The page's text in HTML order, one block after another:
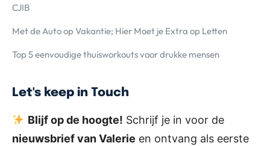
CJIB
Met de Auto op Vakantie; Hier Moet je Extra op Letten
Top 5 eenvoudige thuisworkouts voor drukke mensen
Let's keep in Touch
Blijf op de hoogte! Schrijf je in voor de
nieuwsbrief van Valerie en ontvang als eerste